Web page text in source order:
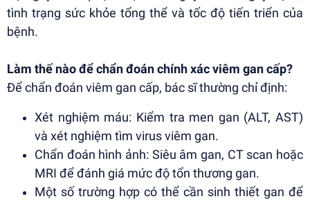
tình trạng sức khỏe tổng thể và tốc độ tiến triển của
bệnh.
Làm thế nào để chẩn đoán chính xác viêm gan cấp?
Để chẩn đoán viêm gan cấp, bác sĩ thường chỉ định:
Xét nghiệm máu: Kiểm tra men gan (ALT, AST)
và xét nghiệm tìm virus viêm gan.
Chẩn đoán hình ảnh: Siêu âm gan, CT scan hoặc
MRI để đánh giá mức độ tổn thương gan.
Một số trường hợp có thể cần sinh thiết gan để